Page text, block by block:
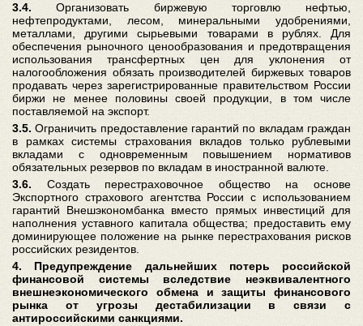
3.4. Организовать биржевую торговлю нефтью,
нефтепродуктами, лесом, минеральными удобрениями,
металлами, другими сырьевыми товарами в рублях. Для
обеспечения рыночного ценообразования и предотвращения
использования трансфертных цен для уклонения от
налогообложения обязать производителей биржевых товаров
продавать через зарегистрированные правительством России
биржи не менее половины своей продукции, в том числе
поставляемой на экспорт.
3.5.Ограничить предоставление гарантий по вкладам граждан
в рамках системы страхования вкладов только рублевыми
вкладами с одновременным повышением нормативов
обязательных резервов по вкладам в иностранной валюте.
3.6. Создать перестраховочное общество на основе
Экспортного страхового агентства России с использованием
гарантий Внешэкономбанка вместо прямых инвестиций для
наполнения уставного капитала общества; предоставить ему
доминирующее положение на рынке перестрахования рисков
российских резидентов.
4. Предупреждение дальнейших потерь российской
финансовой системы вследствие неэквивалентного
внешнеэкономического обмена и защиты финансового
рынка от угрозы дестабилизации в связи с
антироссийскими санкциями.